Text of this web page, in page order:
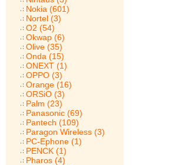
Nokia (601)
Nortel (3)
O2 (54)
Okwap (6)
Olive (35)
Onda (15)
ONEXT (1)
OPPO (3)
Orange (16)
ORSiO (3)
Palm (23)
Panasonic (69)
Pantech (109)
Paragon Wireless (3)
PC-Ephone (1)
PENCK (1)
Pharos (4)